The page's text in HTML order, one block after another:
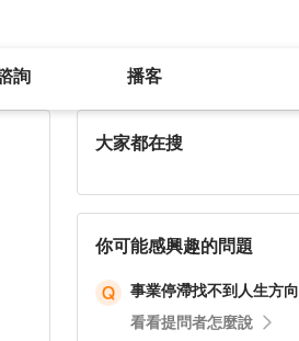
詢 播客
大家都在搜
你可能感興趣的問題
事業停滯找不到人生方向
看看提問者怎麼說